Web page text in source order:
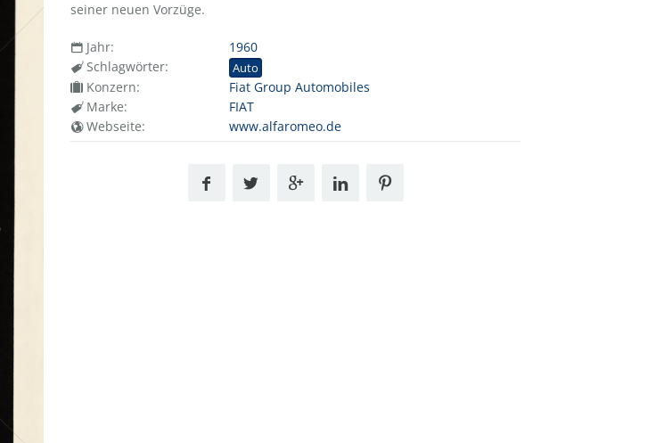
seiner neuen Vorzüge.
Jahr:
1960
Schlagwörter:
Auto
Konzern:
Fiat Group Automobiles
Marke:
FIAT
Webseite:
www.alfaromeo.de